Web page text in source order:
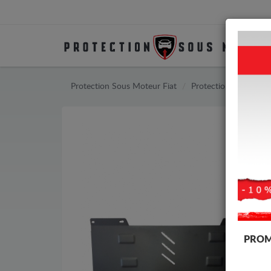
Protection Sous Moteur Fiat Protection Sous